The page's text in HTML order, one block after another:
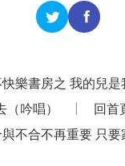
快樂書房之 我的兒
吟唱）
回首
不合不再重要 只要